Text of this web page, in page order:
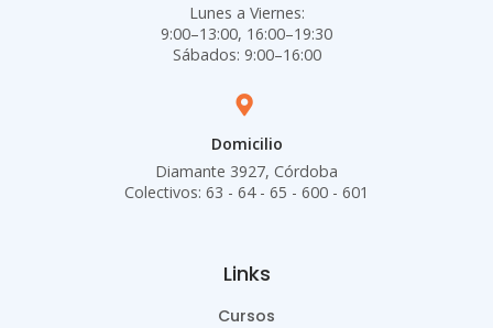
Lunes a Viernes:
9:00–13:00, 16:00–19:30
Sábados: 9:00–16:00
Domicilio
Diamante 3927, Córdoba
Colectivos: 63 - 64 - 65 - 600 - 601
Links
Cursos